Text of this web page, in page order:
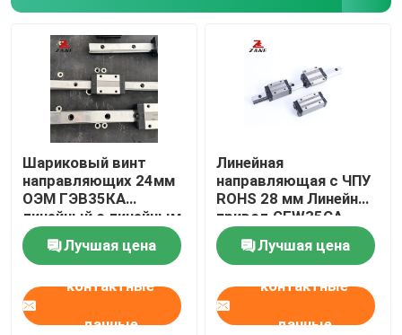
Шариковый винт
направляющих 24мм
ОЭМ ГЭВ35КА
линейный с линейным
проводником
Лучшая цена
контактные
данные
Линейная
направляющая с ЧПУ
ROHS 28 мм Линейный
привод GEW35CA,
управляемый HIWIN
Лучшая цена
контактные
данные